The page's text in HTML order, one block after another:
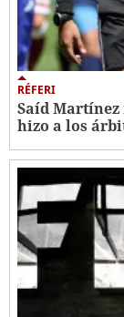
RÉFERI
Saíd
hizo a los